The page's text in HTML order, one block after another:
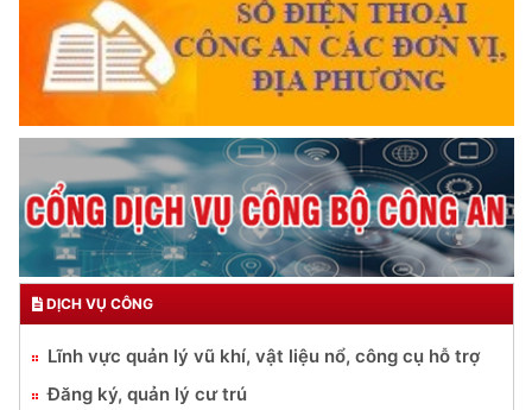
DỊCH VỤ CÔNG
Lĩnh vực quản lý vũ khí, vật liệu nổ, công cụ hỗ trợ
Đăng ký, quản lý cư trú